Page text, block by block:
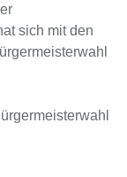
sich mit den